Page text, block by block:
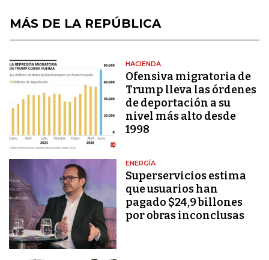
MÁS DE LA REPÚBLICA
HACIENDA
Ofensiva migratoria de
Trump lleva las órdenes
de deportación a su
nivel más alto desde
1998
ENERGÍA
Superservicios estima
que usuarios han
pagado $24,9 billones
por obras inconclusas